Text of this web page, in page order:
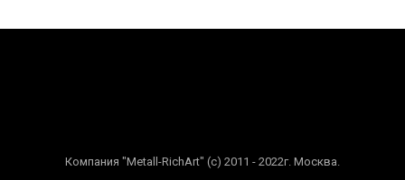
Компания "Metall-RichArt" (c) 2011 - 2022г. Москва.